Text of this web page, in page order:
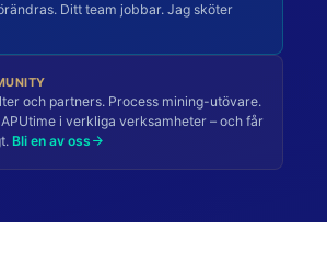
Ditt team jobbar. Jag sköter
och partners. Process mining-utövare.
i verkliga verksamheter – och får
Bli en av oss arrow_forward